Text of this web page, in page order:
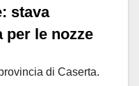
stava
per le nozze
di Caserta.